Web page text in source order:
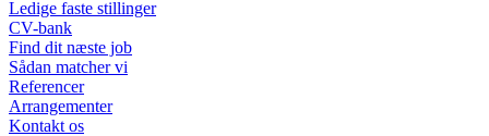
Ledige faste stillinger
CV-bank
Find dit næste job
Sådan matcher vi
Referencer
Arrangementer
Kontakt os